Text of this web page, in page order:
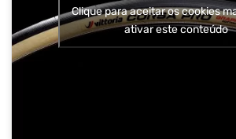
Clique para aceitar os cookies
ativar este conteúdo